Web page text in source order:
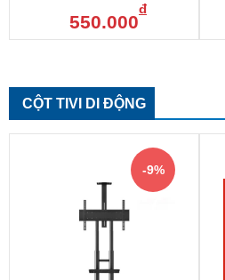
550.000
đ
CỘT TIVI DI ĐỘNG
-9%